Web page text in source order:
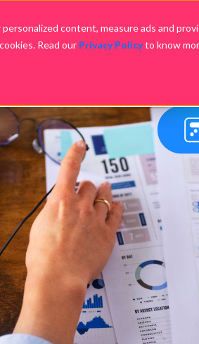
content, measure ads and
Read our Privacy Policyto know